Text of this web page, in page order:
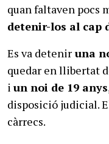
quan faltaven pocs
detenir-los al cap
Es va detenir una
quedar en llibertat
i un noi de 19 anys
disposició judicial.
càrrecs.